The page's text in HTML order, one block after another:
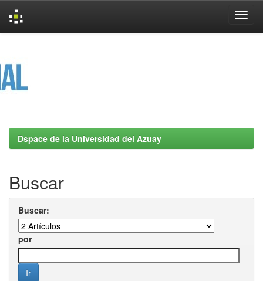
Dspace de la Universidad del Azuay
Buscar
Buscar:
por